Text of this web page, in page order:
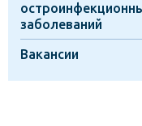
заболеваний
Вакансии